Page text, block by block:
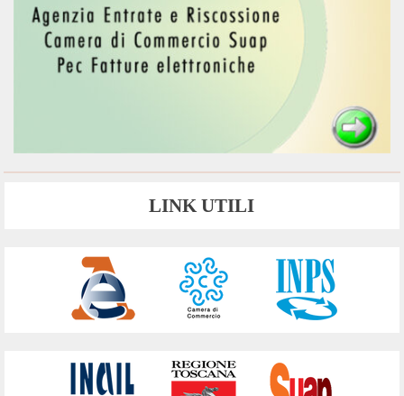
LINK UTILI